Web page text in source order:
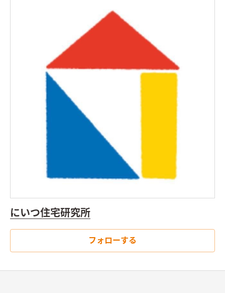
にいつ住宅研究所
フォローする